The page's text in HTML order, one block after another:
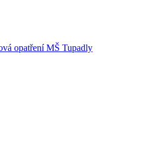
opatření MŠ Tupadly